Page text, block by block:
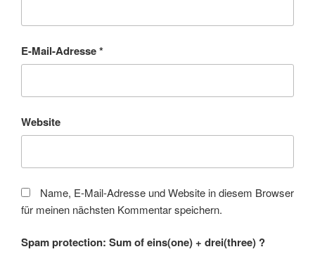
E-Mail-Adresse*
Website
Name, E-Mail-Adresse und Website in diesem Browser
für meinen nächsten Kommentar speichern.
Spam protection: Sum of eins(one) + drei(three) ?